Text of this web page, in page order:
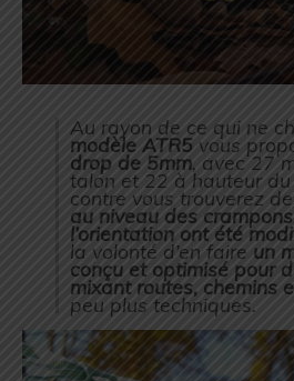
Au rayon de ce qui ne
modèle ATR5 vous
drop de 5mm, avec 27
talon et 22 à hauteur
contre vous trouverez
au niveau des
l’orientation ont été
la volonté d’en faire un
conçu et optimisé pour
mixant routes, chemins
peu plus techniques.